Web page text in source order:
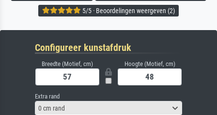
5/5 · Beoordelingen weergeven (2)
Configureer kunstafdruk
Breedte (Motief, cm) Hoogte (Motief, cm)
Extra rand
0 cm rand